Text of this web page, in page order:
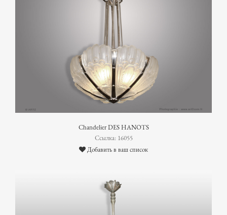
Chandelier DES HANOTS
Ссылка: 16055
Добавить в ваш список